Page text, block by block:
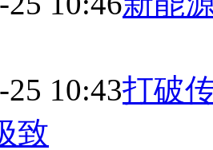
10:43打破
致